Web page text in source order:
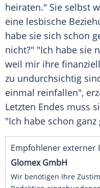
heiraten." Sie selbst
eine lesbische
habe sie sich schon
nicht?" "Ich habe sie
weil mir ihre
zu undurchsichtig
einmal reinfallen",
Letzten Endes muss
"Ich habe schon
Empfohlener externer
Glomex GmbH
Wir benötigen Ihre